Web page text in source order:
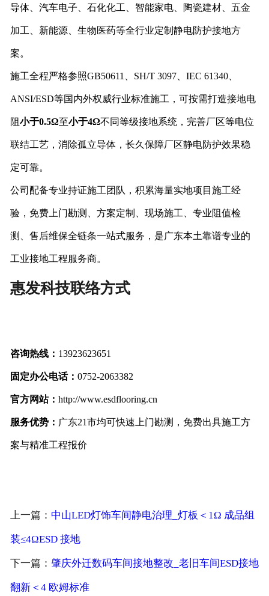
导体、汽车电子、石化化工、智能家电、陶瓷建材、五金
加工、新能源、生物医药等全行业定制静电防护接地方
案。
施工全程严格参照GB50611、SH/T 3097、IEC 61340、
ANSI/ESD等国内外权威行业标准施工，可按需打造接地电
阻小于0.5Ω至小于4Ω不同等级接地系统，完善厂区等电位
联结工艺，消除孤立导体，长久保障厂区静电防护效果稳
定可靠。
公司配备专业持证施工团队，积累海量实地项目施工经
验，免费上门勘测、方案定制、现场施工、专业阻值检
测、售后维保全链条一站式服务，是广东本土靠谱专业的
工业接地工程服务商。
惠发科技联络方式
咨询热线： 13923623651
固定办公电话： 0752-2063382
官方网站： http://www.esdflooring.cn
服务优势： 广东21市均可快速上门勘测，免费出具施工方
案与精准工程报价
上一篇： 中山LED灯饰车间静电治理_灯板＜1Ω 成品组
装≤4ΩESD 接地
下一篇： 肇庆外迁数码车间接地整改_老旧车间ESD接地
翻新＜4 欧姆标准